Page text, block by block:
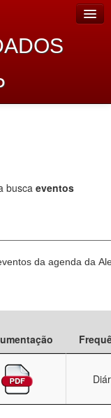
busca eventos
da agenda da